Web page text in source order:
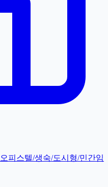
오피스텔/생숙/도시형/민간임